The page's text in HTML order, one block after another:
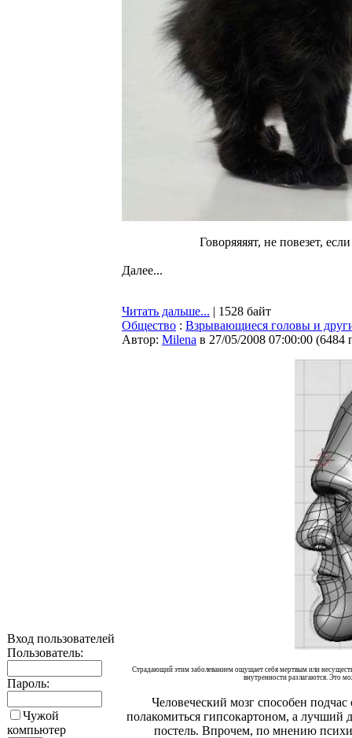
Вход пользователей
Пользователь:
Пароль:
Чужой
компьютер
Говоряяяят, не повезет,
Далее...
Читать дальше... | 1528 байт
Общество : Взрывающиеся головы и
Автор: Milena в 27/05/2008 07:00:00 (6484
Страдающий этим заболеванием ощущает себя мертвым или
внутренности разлагаются. Это
Человеческий мозг способен
полакомиться гипсокартоном, а лучший
постель. Впрочем, по мнению